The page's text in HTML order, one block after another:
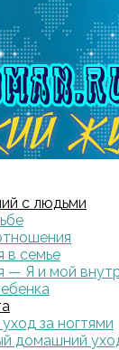
с людьми
в семье
— Я и мой
за ногтями
домашний